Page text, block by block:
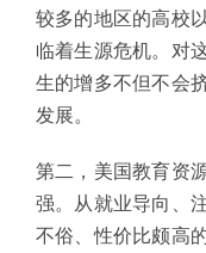
较多的地区的高校
临着生源危机。对
生的增多不但不会
发展。
第二，美国教育资
强。从就业导向、
不俗、性价比颇高